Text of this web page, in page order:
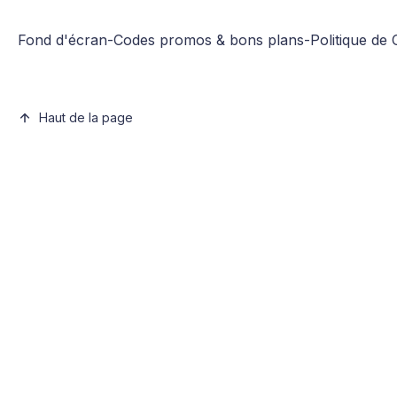
Fond d'écran-Codes promos & bons plans-Politique de
Haut de la page